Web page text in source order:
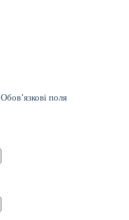
Обов’язкові поля